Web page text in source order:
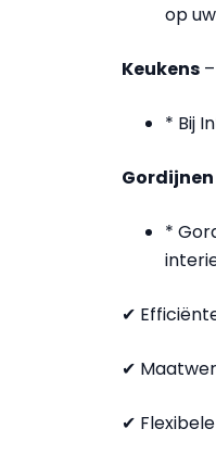
op
Keukens
* Bij
Gordijnen
*
✔
✔
✔